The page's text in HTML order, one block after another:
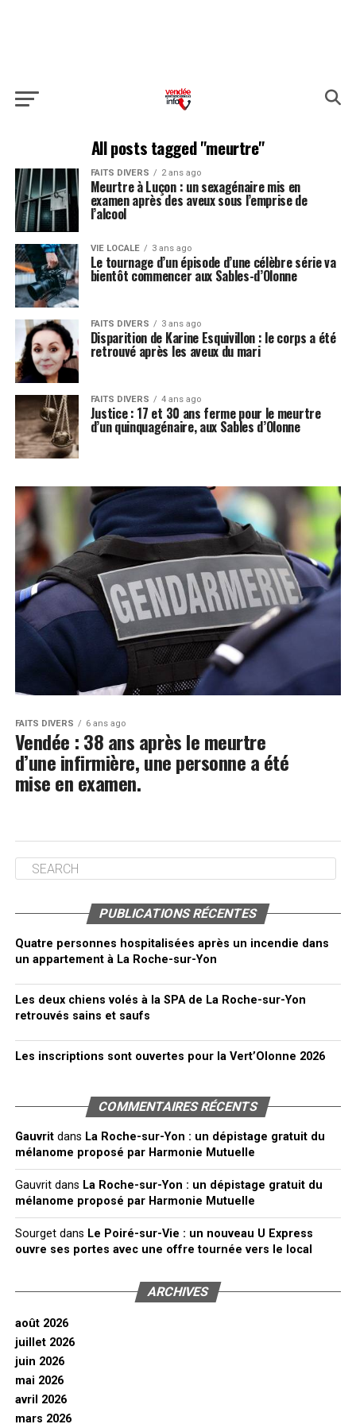
All posts tagged "meurtre"
FAITS DIVERS 2 ans ago
Meurtre à Luçon : un sexagénaire mis en
examen après des aveux sous l’emprise de
l’alcool
VIE LOCALE 3 ans ago
Le tournage d’un épisode d’une célèbre série va
bientôt commencer aux Sables-d’Olonne
FAITS DIVERS 3 ans ago
Disparition de Karine Esquivillon : le corps a été
retrouvé après les aveux du mari
FAITS DIVERS 4 ans ago
Justice : 17 et 30 ans ferme pour le meurtre
d’un quinquagénaire, aux Sables d’Olonne
FAITS DIVERS 6 ans ago
Vendée : 38 ans après le meurtre
d’une infirmière, une personne a été
mise en examen.
PUBLICATIONS RÉCENTES
Quatre personnes hospitalisées après un incendie dans
un appartement à La Roche-sur-Yon
Les deux chiens volés à la SPA de La Roche-sur-Yon
retrouvés sains et saufs
Les inscriptions sont ouvertes pour la Vert’Olonne 2026
COMMENTAIRES RÉCENTS
Gauvritdans La Roche-sur-Yon : un dépistage gratuit du
mélanome proposé par Harmonie Mutuelle
Gauvritdans La Roche-sur-Yon : un dépistage gratuit du
mélanome proposé par Harmonie Mutuelle
Sourgetdans Le Poiré-sur-Vie : un nouveau U Express
ouvre ses portes avec une offre tournée vers le local
ARCHIVES
août 2026
juillet 2026
juin 2026
mai 2026
avril 2026
mars 2026